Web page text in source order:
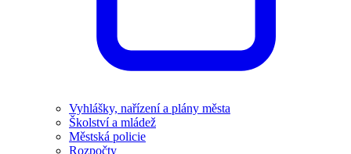
Vyhlášky, nařízení a plány města
Školství a mládež
Městská policie
Rozpočty